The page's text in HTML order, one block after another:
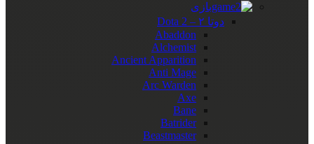
بازی
دوتا ۲ – Dota 2
Abaddon
Alchemist
Ancient Apparition
Anti Mage
Arc Warden
Axe
Bane
Batrider
Beastmaster